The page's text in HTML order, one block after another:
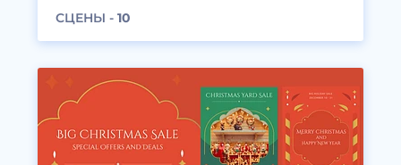
СЦЕНЫ - 10